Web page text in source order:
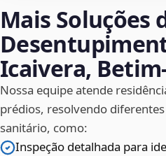
Mais Soluções
Icaivera,
Nossa equipe atende
prédios, resolvendo
sanitário, como:
Inspeção detalhada para